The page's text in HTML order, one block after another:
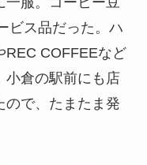
ビス品だった。ハ
REC COFFEEなど
小倉の駅前にも店
ので、たまたま発